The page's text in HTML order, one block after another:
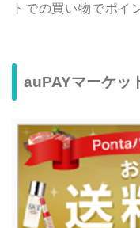
トでの買い物でポイ
auPAYマーケッ